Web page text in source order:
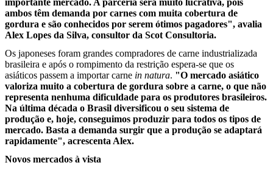
ambos têm demanda por carnes com muita cobertura de
gordura e são conhecidos por serem ótimos pagadores", avalia
Alex Lopes da Silva, consultor da Scot Consultoria.
Os japoneses foram grandes compradores de carne industrializada
brasileira e após o rompimento da restrição espera-se que os
asiáticos passem a importar carne in natura. "O mercado asiático
valoriza muito a cobertura de gordura sobre a carne, o que não
representa nenhuma dificuldade para os produtores brasileiros.
Na última década o Brasil diversificou o seu sistema de
produção e, hoje, conseguimos produzir para todos os tipos de
mercado. Basta a demanda surgir que a produção se adaptará
rapidamente", acrescenta Alex.
Novos mercados à vista